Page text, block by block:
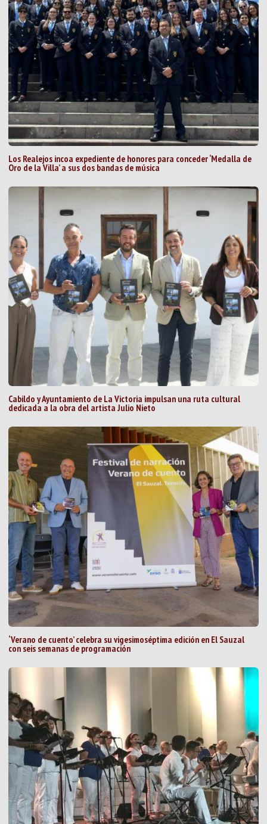
Los Realejos incoa expediente de honores para conceder ‘Medalla de
Oro de la Villa’ a sus dos bandas de música
Cabildo y Ayuntamiento de La Victoria impulsan una ruta cultural
dedicada a la obra del artista Julio Nieto
‘Verano de cuento’ celebra su vigesimoséptima edición en El Sauzal
con seis semanas de programación